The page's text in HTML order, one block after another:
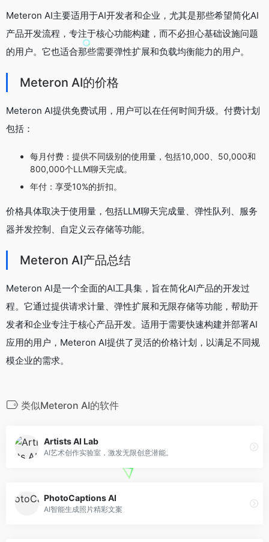
Meteron AI主要适用于AI开发者和企业，尤其是那些希望简化AI
产品开发流程，专注于核心功能构建，而不必担心基础设施问题
的用户。它也适合那些需要弹性扩展和负载均衡能力的用户。
Meteron AI的价格
Meteron AI提供免费试用，用户可以在任何时间升级。付费计划
包括：
每月付费：提供不同级别的使用量，包括10,000、50,000和
800,000个LLM聊天完成。
年付：享受10%的折扣。
价格具体取决于使用量，包括LLM聊天完成量、弹性队列、服务
器并发控制、自定义云存储等功能。
Meteron AI产品总结
Meteron AI是一个全面的AI工具集，旨在简化AI产品的开发过
程。它通过提供请求计量、弹性扩展和无限存储等功能，帮助开
发者和企业专注于核心产品开发。适用于需要快速构建并部署AI
应用的用户，Meteron AI提供了灵活的价格计划，以满足不同规
模企业的需求。
类似Meteron AI的软件
Artists AI Lab
AI艺术创作实验室，激发无限创意潜能。
PhotoCaptions AI
AI智能生成照片精彩文案